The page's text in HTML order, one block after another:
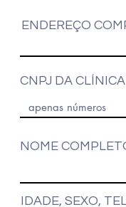
ENDEREÇO
CNPJ DA CLÍNICA
NOME
IDADE, SEXO,